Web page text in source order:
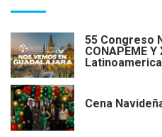
55 Congreso
CONAPEME
Cena